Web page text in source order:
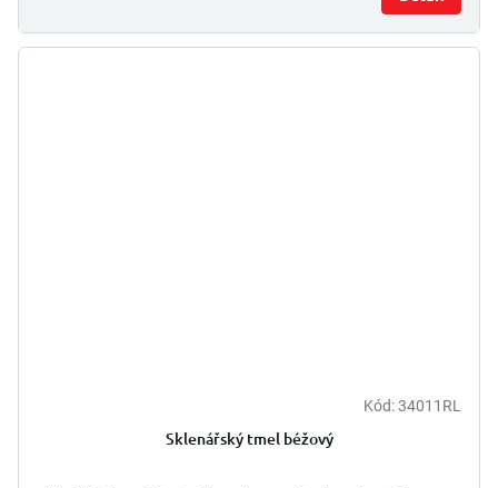
Kód:34011RL
Sklenářský tmel béžový